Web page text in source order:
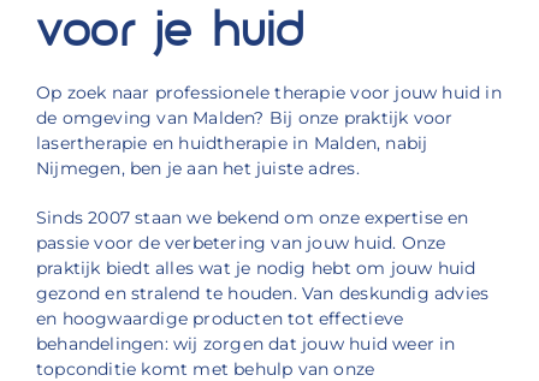
voor je huid
Op zoek naar professionele therapie voor jouw huid in
de omgeving van Malden? Bij onze praktijk voor
lasertherapie en huidtherapie in Malden, nabij
Nijmegen, ben je aan het juiste adres.
Sinds 2007 staan we bekend om onze expertise en
passie voor de verbetering van jouw huid. Onze
praktijk biedt alles wat je nodig hebt om jouw huid
gezond en stralend te houden. Van deskundig advies
en hoogwaardige producten tot effectieve
behandelingen: wij zorgen dat jouw huid weer in
topconditie komt met behulp van onze